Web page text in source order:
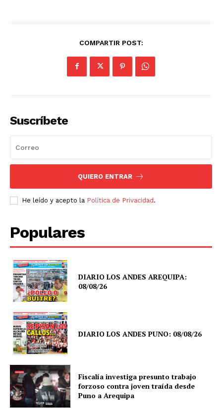
COMPARTIR POST:
Suscríbete
QUIERO ENTRAR
He leído y acepto la Política de Privacidad.
Populares
DIARIO LOS ANDES AREQUIPA:
08/08/26
DIARIO LOS ANDES PUNO: 08/08/26
Fiscalía investiga presunto trabajo
forzoso contra joven traída desde
Puno a Arequipa